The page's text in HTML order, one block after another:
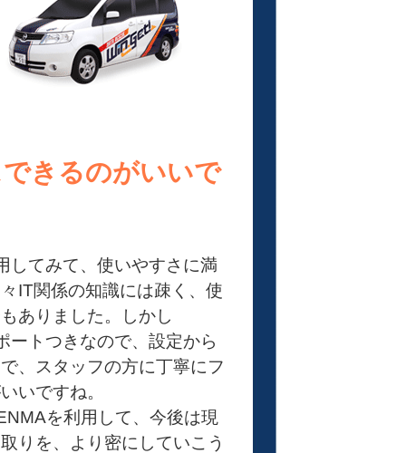
きるのがいいで
してみて、使いやすさに満
IT関係の知識には疎く、使
ありました。しかし
ートつきなので、設定から
、スタッフの方に丁寧にフ
いですね。
を利用して、今後は現
りを、より密にしていこう